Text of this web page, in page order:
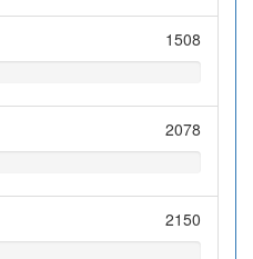
1508
2078
2150